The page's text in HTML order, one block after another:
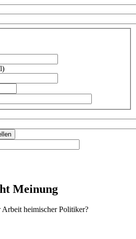
Meinung
heimischer Politiker?